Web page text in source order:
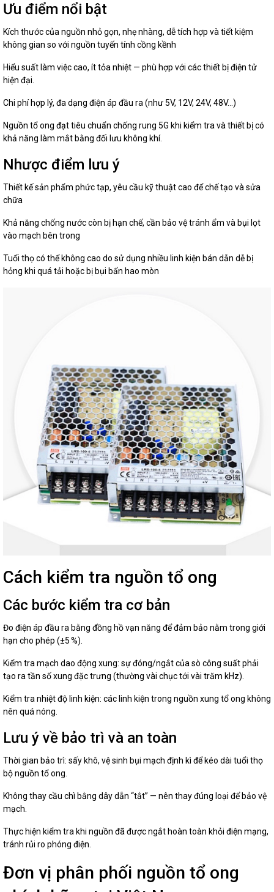
Ưu điểm nổi bật
Kích thước của nguồn nhỏ gọn, nhẹ nhàng, dễ tích hợp và tiết kiệm
không gian so với nguồn tuyến tính cồng kềnh
Hiểu suất làm việc cao, ít tỏa nhiệt — phù hợp với các thiết bị điện tử
hiện đại.
Chi phí hợp lý, đa dạng điện áp đầu ra (như 5V, 12V, 24V, 48V...)
Nguồn tổ ong đạt tiêu chuẩn chống rung 5G khi kiểm tra và thiết bị có
khả năng làm mắt bằng đối lưu không khí.
Nhược điểm lưu ý
Thiết kế sản phẩm phức tạp, yêu cầu kỹ thuật cao để chế tạo và sửa
chữa
Khả năng chống nước còn bị hạn chế, cần bảo vệ tránh ẩm và bụi lọt
vào mạch bên trong
Tuổi thọ có thể không cao do sử dụng nhiều linh kiện bán dẫn dễ bị
hỏng khi quá tải hoặc bị bụi bẩn hao mòn
Cách kiểm tra nguồn tổ ong
Các bước kiểm tra cơ bản
Đo điện áp đầu ra bằng đồng hồ vạn năng để đảm bảo nằm trong giới
hạn cho phép (±5 %).
Kiểm tra mạch dao động xung: sự đóng/ngắt của sò công suất phải
tạo ra tần số xung đặc trưng (thường vài chục tới vài trăm kHz).
Kiểm tra nhiệt độ linh kiện: các linh kiện trong nguồn xung tổ ong không
nên quá nóng.
Lưu ý về bảo trì và an toàn
Thời gian bảo trì: sấy khô, vệ sinh bụi mạch định kì để kéo dài tuổi thọ
bộ nguồn tổ ong.
Không thay cầu chì bằng dây dẫn “tắt” — nên thay đúng loại để bảo vệ
mạch.
Thực hiện kiểm tra khi nguồn đã được ngắt hoàn toàn khỏi điện mạng,
tránh rủi ro phóng điện.
Đơn vị phân phối nguồn tổ ong